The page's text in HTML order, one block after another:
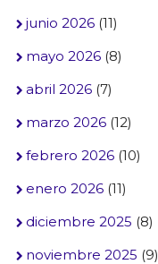
junio 2026(11)
mayo 2026(8)
abril 2026(7)
marzo 2026(12)
febrero 2026(10)
enero 2026(11)
diciembre 2025 (8)
noviembre 2025 (9)